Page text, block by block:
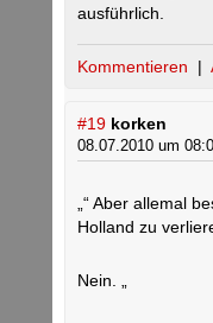
ausführlich.
Kommentieren |
#19 korken
08.07.2010 um
„“ Aber allemal
Holland zu
Nein. „